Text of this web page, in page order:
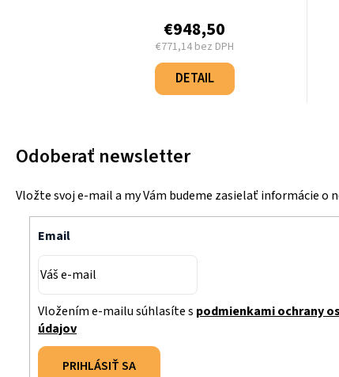
€948,50
€771,14 bez DPH
Jednotková
cena:
DETAIL
Odoberať newsletter
Vložte svoj e-mail a my Vám budeme zasielať informácie o
Email
Vložením e-mailu súhlasíte s podmienkami ochrany
údajov
PRIHLÁSIŤ SA